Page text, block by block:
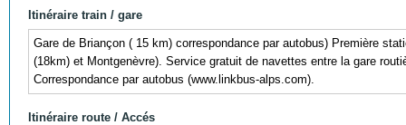
Itinéraire train / gare
Gare de Briançon ( 15 km) correspondance par autobus) Première
(18km) et Montgenèvre). Service gratuit de navettes entre la gare
Correspondance par autobus (www.linkbus-alps.com).
Itinéraire route / Accés